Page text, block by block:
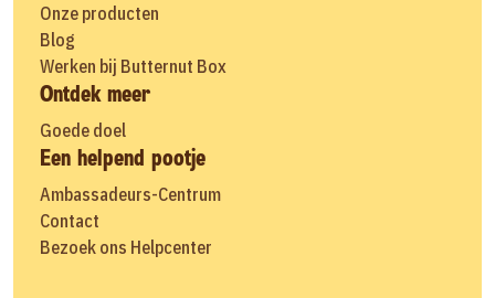
Onze producten
Blog
Werken bij Butternut Box
Ontdek meer
Goede doel
Een helpend pootje
Ambassadeurs-Centrum
Contact
Bezoek ons Helpcenter